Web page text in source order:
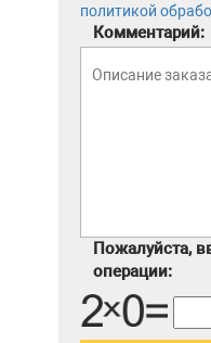
политикой
Комментарий:
Пожалуйста,
операции: